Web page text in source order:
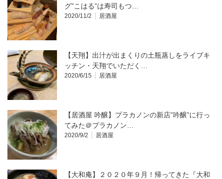
グ”こはる”は寿司もつ…
2020/11/2 居酒屋
【天翔】出汁が出まくりの土瓶蒸しをライブキ
ッチン・天翔でいただく…
2020/6/15 居酒屋
【居酒屋 吟醸】プラカノンの新店”吟醸”に行っ
てみた＠プラカノン…
2020/9/2 居酒屋
【大和庵】２０２０年９月！帰ってきた『大和